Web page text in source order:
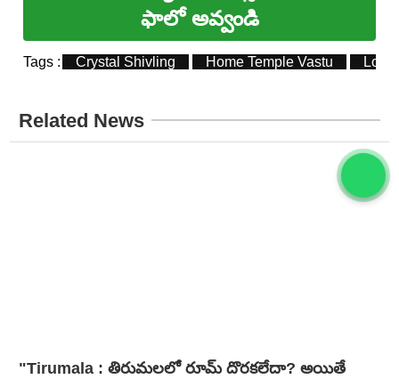
ఫాలో అవ్వండి
Tags : Crystal Shivling Home Temple Vastu Lord
Related News
"Tirumala : తిరుమలలో రూమ్ దొరకలేదా? అయితే